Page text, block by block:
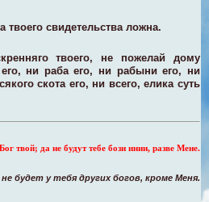
твоего свидетельства ложна.
твоего, не пожелай дому
ни раба его, ни рабыни его, ни
скота его, ни всего, елика суть
твой; да не будут тебе бози инии, разве Мене.
будет у тебя других богов, кроме Меня.